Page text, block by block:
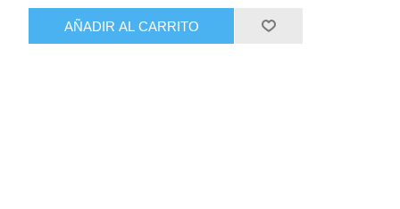
AÑADIR AL CARRITO